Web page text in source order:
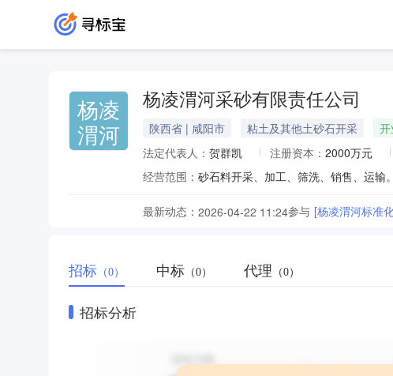
杨凌
渭河
杨凌渭河采砂有限责任公司
陕西省 | 咸阳市 粘土及其他土砂石开采
开
法定代表人： 贺群凯 注册资本： 2000万元
经营范围： 砂石料开采、加工、筛洗、销售、运输
最新动态： 2026-04-22 11:24参与 [杨凌渭河标准
招标 （0） 中标 （0） 代理 （0）
招标分析